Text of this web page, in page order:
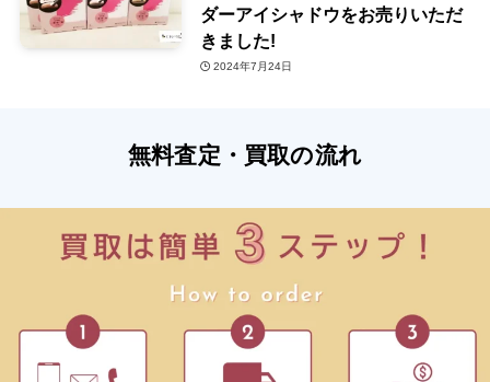
ダーアイシャドウをお売りいただ
きました!
2024年7月24日
無料査定・買取の流れ